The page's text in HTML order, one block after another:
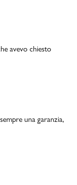
avevo chiesto
una garanzia,